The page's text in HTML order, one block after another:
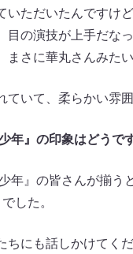
ただいたんですけ
目の演技が上手だ
さに華丸さんみた
いて、柔らかい雰囲
』の印象はどうで
』の皆さんが揃う
した。
にも話しかけてく